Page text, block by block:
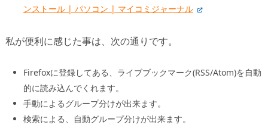
ンストール | パソコン | マイコミジャーナル
私が便利に感じた事は、次の通りです。
Firefoxに登録してある、ライブブックマーク(RSS/Atom)を自動
的に読み込んでくれます。
手動によるグループ分けが出来ます。
検索による、自動グループ分けが出来ます。